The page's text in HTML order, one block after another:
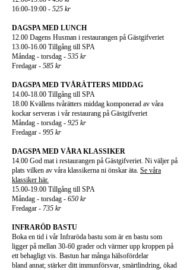
16:00-19:00 - 525 kr
DAGSPA MED LUNCH
12.00 Dagens Husman i restaurangen på Gästgifveriet
13.00-16.00 Tillgång till SPA
Måndag - torsdag - 535 kr
Fredagar - 585 kr
DAGSPA MED TVÅRÄTTERS MIDDAG
14.00-18.00 Tillgång till SPA
18.00 Kvällens tvårätters middag komponerad av våra
kockar serveras i vår restaurang på Gästgifveriet
Måndag - torsdag - 925 kr
Fredagar - 995 kr
DAGSPA MED VÅRA KLASSIKER
14.00 God mat i restaurangen på Gästgifveriet. Ni väljer på
plats vilken av våra klassikerna ni önskar äta. Se våra
klassiker här.
15.00-19.00 Tillgång till SPA
Måndag - torsdag - 650 kr
Fredagar - 735 kr
INFRARÖD BASTU
Boka en tid i vår Infraröda bastu som är en bastu som
ligger på mellan 30-60 grader och värmer upp kroppen på
ett behagligt vis. Bastun har många hälsofördelar
bland annat; stärker ditt immunförsvar, smärtlindring, ökad